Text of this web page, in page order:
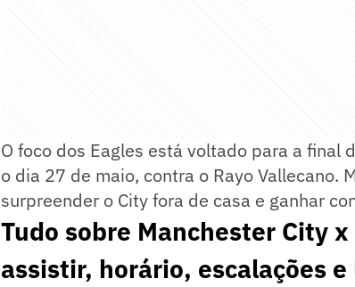
O foco dos Eagles está voltado para a final
o dia 27 de maio, contra o Rayo Vallecano.
surpreender o City fora de casa e ganhar
Tudo sobre Manchester City
assistir, horário, escalações e